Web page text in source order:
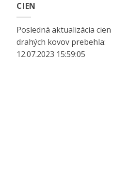
CIEN
Posledná aktualizácia cien
drahých kovov prebehla:
12.07.2023 15:59:05